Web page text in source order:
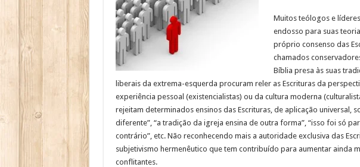
Muitos teólogos e
endosso para suas
próprio consenso das
chamados
Bíblia presa às suas
liberais da extrema-esquerda procuram reler as Escrituras da
experiência pessoal (existencialistas) ou da cultura moderna
rejeitam determinados ensinos das Escrituras, de aplicação universal,
diferente”, “a tradição da igreja ensina de outra forma”, “isso foi só
contrário”, etc. Não reconhecendo mais a autoridade exclusiva das
subjetivismo hermenêutico que tem contribuído para aumentar ainda
conflitantes.